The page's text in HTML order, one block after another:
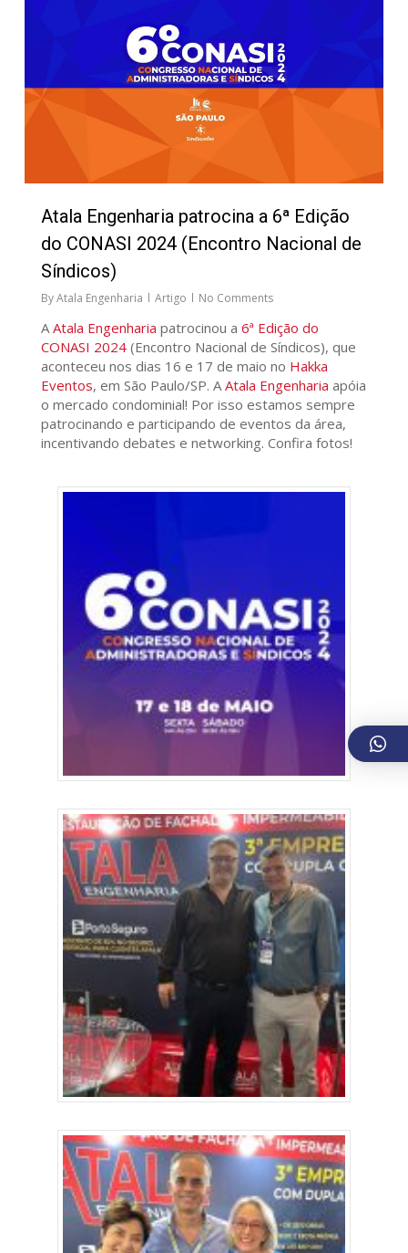
Atala Engenharia patrocina a 6ª Edição
do CONASI 2024 (Encontro Nacional de
Síndicos)
ByAtala Engenharia Artigo No Comments
AAtala Engenharia patrocinou a 6ª Edição do
CONASI 2024(Encontro Nacional de Síndicos), que
aconteceu nos dias 16 e 17 de maio no Hakka
Eventos, em São Paulo/SP. AAtala Engenharia apóia
o mercado condominial! Por isso estamos sempre
patrocinando e participando de eventos da área,
incentivando debates e networking. Confira fotos!